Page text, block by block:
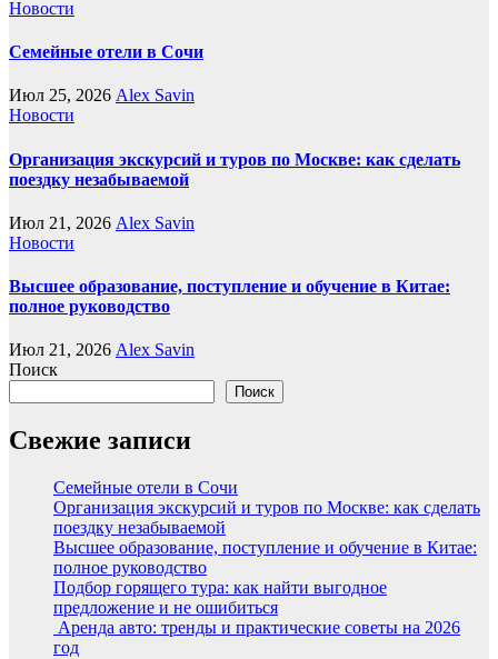
Новости
Семейные отели в Сочи
Июл 25, 2026 Alex Savin
Новости
Организация экскурсий и туров по Москве: как сделать
поездку незабываемой
Июл 21, 2026 Alex Savin
Новости
Высшее образование, поступление и обучение в Китае:
полное руководство
Июл 21, 2026 Alex Savin
Поиск
Поиск
Свежие записи
Семейные отели в Сочи
Организация экскурсий и туров по Москве: как сделать
поездку незабываемой
Высшее образование, поступление и обучение в Китае:
полное руководство
Подбор горящего тура: как найти выгодное
предложение и не ошибиться
Аренда авто: тренды и практические советы на 2026
год